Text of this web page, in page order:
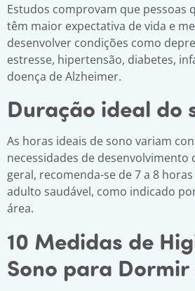
Estudos comprovam que pessoas
têm maior expectativa de vida e
desenvolver condições como
estresse, hipertensão, diabetes,
doença de Alzheimer.
Duração ideal do
As horas ideais de sono variam
necessidades de desenvolvimento
geral, recomenda-se de 7 a 8
adulto saudável, como indicado
área.
10 Medidas de
Sono para